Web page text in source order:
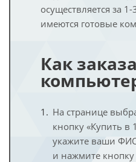
осуществляется за
имеются готовые
Как
На странице
кнопку «Купить в
укажите ваши
и нажмите